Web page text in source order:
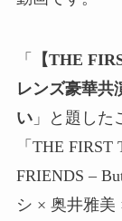
「
【THE
レンズ豪華共
い」と題した
「THE
FRIENDS –
シ × 奥井雅美